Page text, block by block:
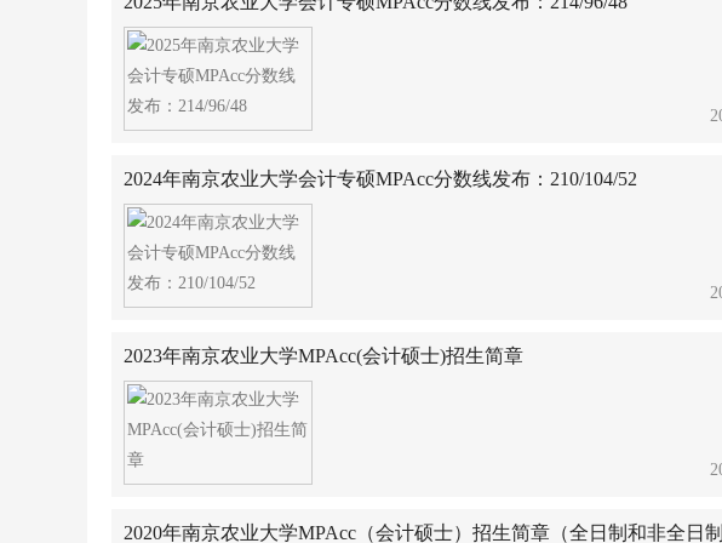
2024年南京农业大学会计专硕MPAcc分数线发布：210/104/52
2023年南京农业大学MPAcc(会计硕士)招生简章
2020年南京农业大学MPAcc（会计硕士）招生简章（全日制和非全日制